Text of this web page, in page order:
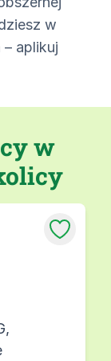
w
aplikuj
w